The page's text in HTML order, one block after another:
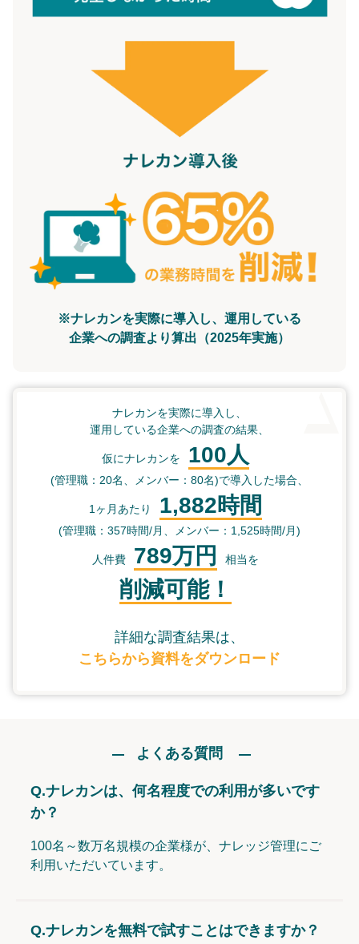
※ナレカンを実際に導入し、運用している
企業への調査より算出（2025年実施）
ナレカンを実際に導入し、
運用している企業への調査の結果、
仮にナレカンを 100人
(管理職：20名、メンバー：80名)で導入した場合、
1ヶ月あたり 1,882時間
(管理職：357時間/月、メンバー：1,525時間/月)
人件費 789万円 相当を
削減可能！
詳細な調査結果は、
こちらから資料をダウンロード
よくある質問
Q.ナレカンは、何名程度での利用が多いです
か？
100名～数万名規模の企業様が、ナレッジ管理にご
利用いただいています。
Q.ナレカンを無料で試すことはできますか？